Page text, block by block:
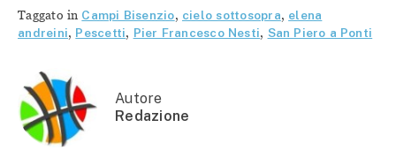
Twitter
(Si
apre
in
(Si
apre
in
una
(Si
apre
in
una
(Si
apre
in
una
Taggato in Campi Bisenzio, cielo sottosopra, elena
andreini, Pescetti, Pier Francesco Nesti, San Piero a Ponti
Autore
Redazione